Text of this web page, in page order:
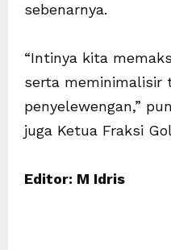
sebenarnya.
“Intinya kita
serta meminimalisir
penyelewengan,”
juga Ketua Fraksi
Editor: M Idris